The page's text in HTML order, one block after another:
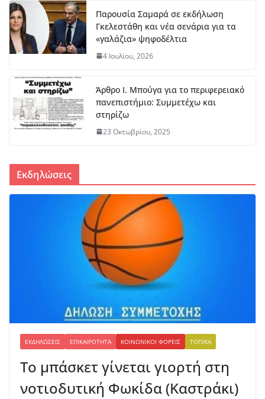
Παρουσία Σαμαρά σε εκδήλωση
Γκελεστάθη και νέα σενάρια για τα
«γαλάζια» ψηφοδέλτια
4 Ιουλίου, 2026
Άρθρο Ι. Μπούγα για το περιφερειακό
πανεπιστήμιο: Συμμετέχω και
στηρίζω
23 Οκτωβρίου, 2025
Εκδηλώσεις
ΕΚΔΗΛΏΣΕΙΣ ΕΠΙΚΑΙΡΌΤΗΤΑ ΚΟΙΝΩΝΙΚΟΊ ΦΟΡΕΊΣ ΤΟΠΙΚΆ
Το μπάσκετ γίνεται γιορτή στη
νοτιοδυτική Φωκίδα (Καστράκι)